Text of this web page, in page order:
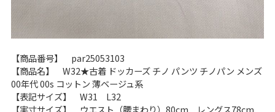
【商品番号】 par25053103
【商品名】 W32★古着 ドッカーズ チノ パンツ チノパン メンズ
00年代 00s コットン 薄ベージュ系
【表記サイズ】 W31 L32
【実寸サイズ】 ウエスト（腰まわり）80cm レングス78cm